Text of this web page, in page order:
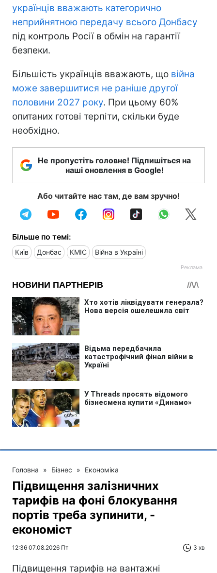
українців вважають категорично
неприйнятною передачу всього Донбасу
під контроль Росії в обмін на гарантії
безпеки.
Більшість українців вважають, що війна
може завершитися не раніше другої
половини 2027 року. При цьому 60%
опитаних готові терпіти, скільки буде
необхідно.
Не пропустіть головне! Підпишіться на
наші оновлення в Google!
Або читайте нас там, де вам зручно!
Більше по темі:
Київ Донбас КМІС Війна в Україні
Головна » Бізнес » Економіка
Підвищення залізничних
тарифів на фоні блокування
портів треба зупинити, -
економіст
12:36 07.08.2026 Пт 3 хв
Підвищення тарифів на вантажні